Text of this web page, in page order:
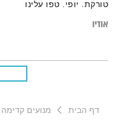
טורקת. יופי. טפו עלינו
אודיו
דף הבית מנועים קדימה